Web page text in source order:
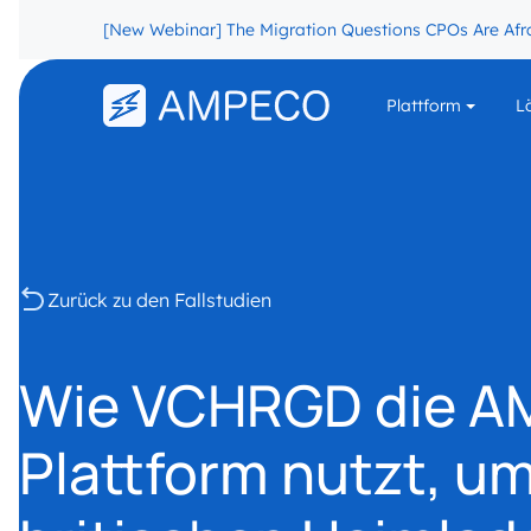
[New Webinar] The Migration Questions CPOs Are
Plattform
Zurück zu den Fallstudien
Wie VCHRGD die
Plattform nutzt,